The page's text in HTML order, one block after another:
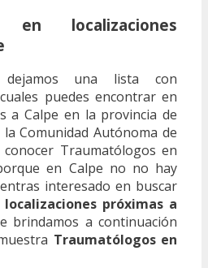
en localizaciones
dejamos una lista con
puedes encontrar en
a Calpe en la provincia de
Comunidad Autónoma de
conocer Traumatólogos en
en Calpe no no hay
interesado en buscar
próximas a
brindamos a continuación
Traumatólogos en